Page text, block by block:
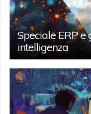
Speciale ERP e
intelligenza